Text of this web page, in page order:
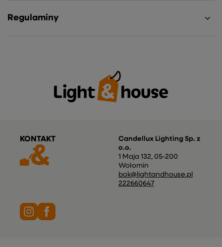
Regulaminy
KONTAKT
Candellux Lighting Sp. z
o.o.
1 Maja 132, 05-200
Wołomin
bok@lightandhouse.pl
222660647